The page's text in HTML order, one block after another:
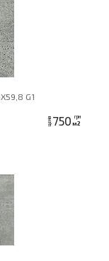
G1
цена 750 грн
м2